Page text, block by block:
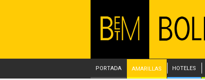
PORTADA AMARILLAS HOTELES